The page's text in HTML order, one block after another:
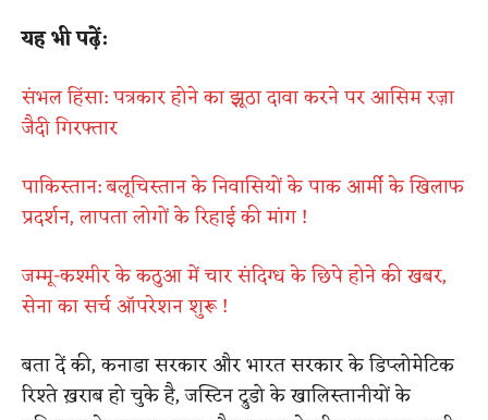
यह भी पढ़ें:
संभल हिंसा: पत्रकार होने का झूठा दावा करने पर आसिम रज़ा
जैदी गिरफ्तार
पाकिस्तान: बलूचिस्तान के निवासियों के पाक आर्मी के खिलाफ
प्रदर्शन, लापता लोगों के रिहाई की मांग !
जम्मू-कश्मीर के कठुआ में चार संदिग्ध के छिपे होने की खबर,
सेना का सर्च ऑपरेशन शुरू !
बता दें की, कनाडा सरकार और भारत सरकार के डिप्लोमेटिक
रिश्ते ख़राब हो चुके है, जस्टिन ट्रुडो के खालिस्तानीयों के